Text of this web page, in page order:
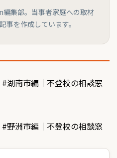
集部。当事者家庭への取材
事を作成しています。
湖南市編｜不登校の相談窓
野洲市編｜不登校の相談窓